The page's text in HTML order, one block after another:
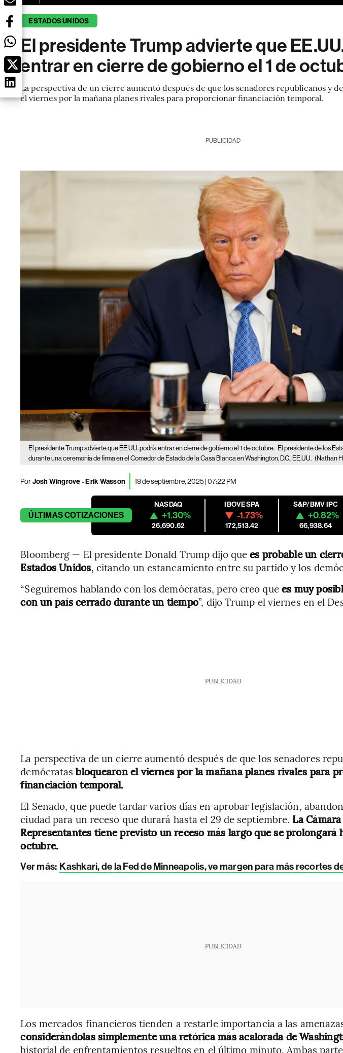
ESTADOS UNIDOS
El presidente Trump advierte que
entrar en cierre de gobierno el 1 de
La perspectiva de un cierre aumentó después de que los senadores republicanos y
el viernes por la mañana planes rivales para proporcionar financiación temporal.
PUBLICIDAD
El presidente Trump advierte que EE.UU. podría entrar en cierre de gobierno el 1 de octubre. El presidente de los
durante una ceremonia de firma en el Comedor de Estado de la Casa Blanca en Washington, D.C., EE.UU. (Nathan
PorJosh Wingrove - Erik Wasson 19 de septiembre, 2025 | 07:22 PM
ÚLTIMASCOTIZACIONES
NASDAQ
+1.30%
26,690.62
IBOVESPA
-1.73%
172,513.42
S&P/BMV IPC
+0.82%
66,938.64
Bloomberg — El presidente Donald Trump dijo quees probable un
Estados Unidos, citando un estancamiento entre su partido y los
“Seguiremos hablando con los demócratas, pero creo quees muy
con un país cerrado durante un tiempo”, dijo Trump el viernes en el
PUBLICIDAD
La perspectiva de un cierre aumentó después de que los senadores
demócratasbloquearon el viernes por la mañana planes rivales para
financiación temporal.
El Senado, que puede tardar varios días en aprobar legislación,
ciudad para un receso que durará hasta el 29 de septiembre. La
Representantes tiene previsto un receso más largo que se prolongará
octubre.
Ver más: Kashkari, de la Fed de Minneapolis, ve margen para más recortes
PUBLICIDAD
Los mercados financieros tienden a restarle importancia a las
considerándolas simplemente una retórica más acalorada de
historial de enfrentamientos resueltos en el último minuto. Ambas